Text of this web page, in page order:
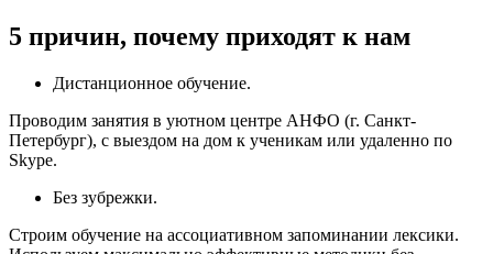
5 причин, почему приходят к нам
Дистанционное обучение.
Проводим занятия в уютном центре АНФО (г. Санкт-
Петербург), с выездом на дом к ученикам или удаленно по
Skype.
Без зубрежки.
Строим обучение на ассоциативном запоминании лексики.